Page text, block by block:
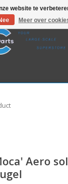
Aero
website te
Meer over